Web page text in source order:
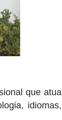
que atua
idiomas,